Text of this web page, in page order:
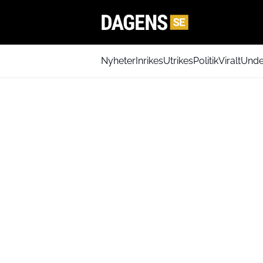
NyheterInrikesUtrikesPolitikViralt